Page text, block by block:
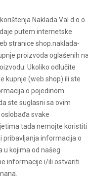
Naklada Val d.o.o.
putem internetske
stranice shop.naklada-
proizvoda oglašenih
Ukoliko odlučite
kupnje (web shop) ili ste
o pojedinom
ste suglasni sa ovim
svake
tada nemojte koristiti
pribavljanja informacija o
u kojima od našeg
informacije i/ili ostvariti